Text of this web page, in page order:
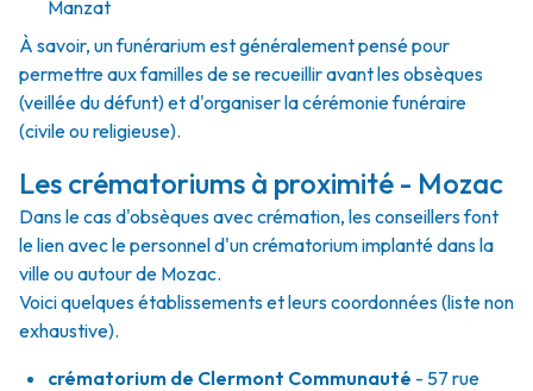
Manzat
À savoir, un funérarium est généralement pensé pour
permettre aux familles de se recueillir avant les obsèques
(veillée du défunt) et d'organiser la cérémonie funéraire
(civile ou religieuse).
Les crématoriums à proximité - Mozac
Dans le cas d'obsèques avec crémation, les conseillers font
le lien avec le personnel d'un crématorium implanté dans la
ville ou autour de Mozac.
Voici quelques établissements et leurs coordonnées (liste non
exhaustive).
crématorium de Clermont Communauté - 57 rue